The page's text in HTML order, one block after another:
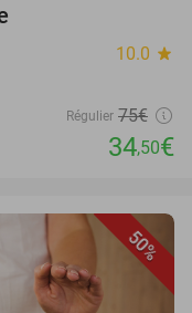
10.0 star
Régulier 75€
34,50€
50%